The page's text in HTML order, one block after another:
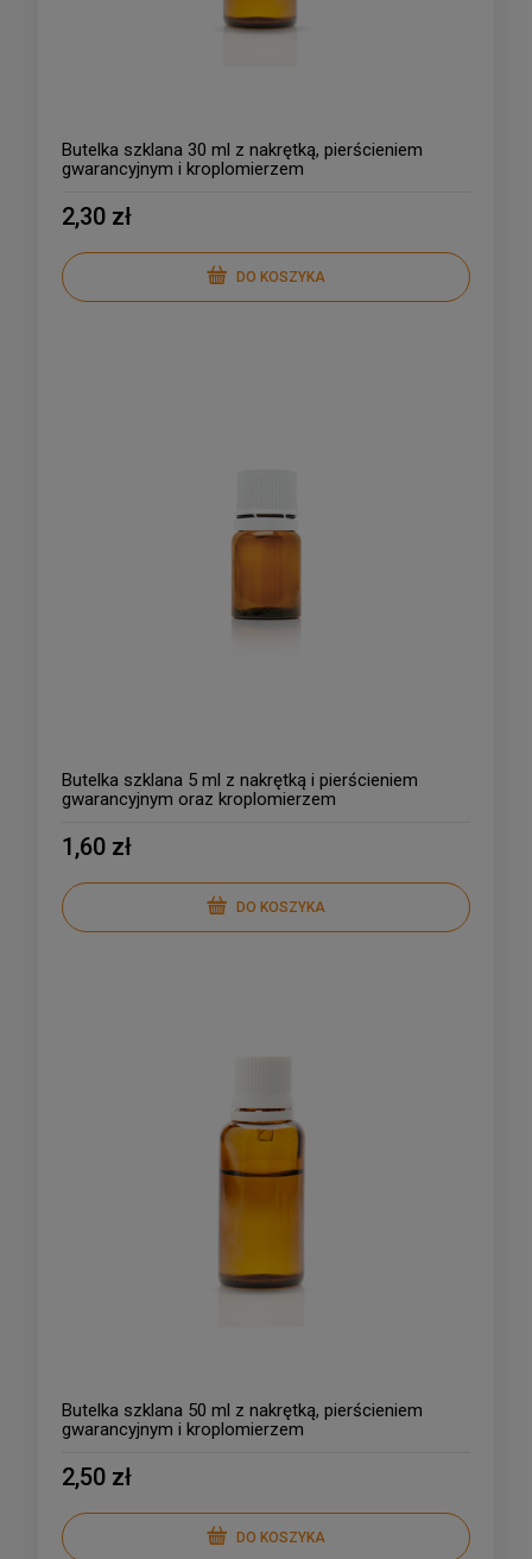
Butelka szklana 30 ml z nakrętką, pierścieniem
gwarancyjnym i kroplomierzem
2,30 zł
DO KOSZYKA
Butelka szklana 5 ml z nakrętką i pierścieniem
gwarancyjnym oraz kroplomierzem
1,60 zł
DO KOSZYKA
Butelka szklana 50 ml z nakrętką, pierścieniem
gwarancyjnym i kroplomierzem
2,50 zł
DO KOSZYKA